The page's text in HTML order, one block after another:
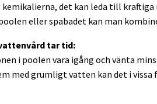
kemikalierna, det kan leda till
eller spabadet kan man
tar tid:
i poolen vara igång och vänta
med grumligt vatten kan det i